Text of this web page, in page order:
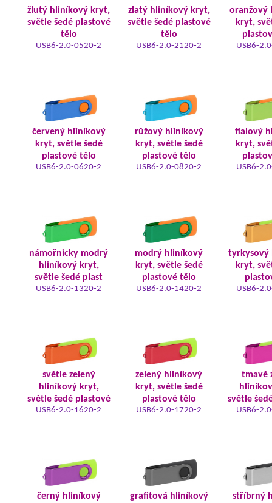
žlutý hliníkový kryt,
světle šedé plastové
tělo
USB6-2.0-0520-2
zlatý hliníkový kryt,
světle šedé plastové
tělo
USB6-2.0-2120-2
oranžový
kryt,
USB6-
červený hliníkový
kryt, světle šedé
plastové tělo
USB6-2.0-0620-2
růžový hliníkový
kryt, světle šedé
plastové tělo
USB6-2.0-0820-2
fialový
kryt,
USB6-
námořnicky modrý
hliníkový kryt,
světle šedé plast
USB6-2.0-1320-2
modrý hliníkový
kryt, světle šedé
plastové tělo
USB6-2.0-1420-2
tyrkysový
kryt,
USB6-
světle zelený
hliníkový kryt,
světle šedé plastové
USB6-2.0-1620-2
zelený hliníkový
kryt, světle šedé
plastové tělo
USB6-2.0-1720-2
tmavě
světle
USB6-
černý hliníkový
grafitová hliníkový
stříbrný